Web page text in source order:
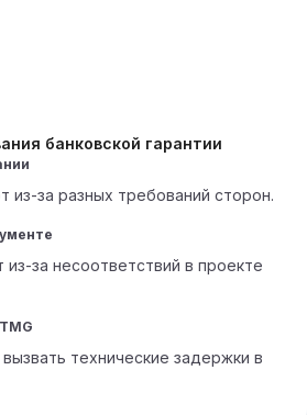
банковской гарантии
из-за разных требований сторон.
за несоответствий в проекте
технические задержки в